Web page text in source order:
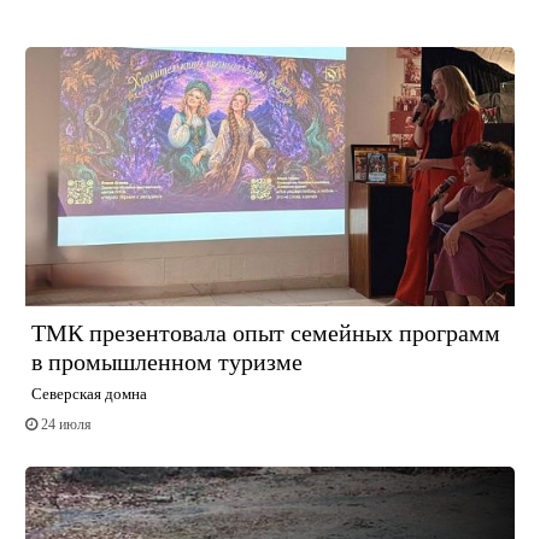
ТМК презентовала опыт семейных программ
в промышленном туризме
Северская домна
24 июля